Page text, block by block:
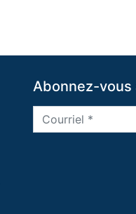
Abonnez-